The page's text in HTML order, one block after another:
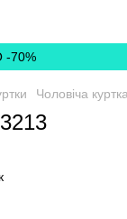
70%
Чоловіча